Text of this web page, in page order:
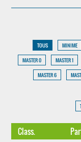
TOUS MINIME
MASTER 0
MASTER 1
MASTER 6
Class.